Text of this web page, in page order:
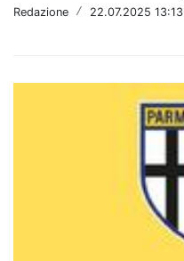
Redazione / 22.07.2025 13:13